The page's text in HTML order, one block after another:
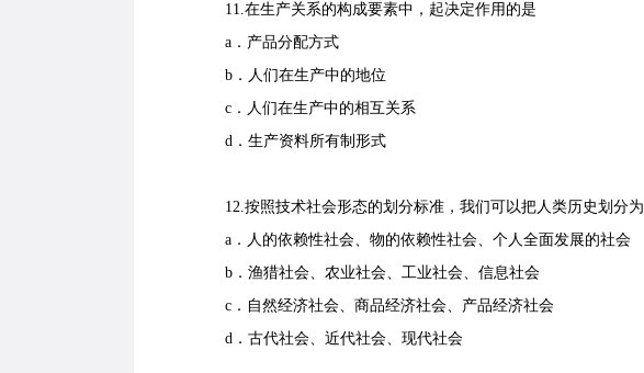
11.在生产关系的构成要素中，起决定作用的是
a．产品分配方式
b．人们在生产中的地位
c．人们在生产中的相互关系
d．生产资料所有制形式
12.按照技术社会形态的划分标准，我们可以把人类历史划分为
a．人的依赖性社会、物的依赖性社会、个人全面发展的社会
b．渔猎社会、农业社会、工业社会、信息社会
c．自然经济社会、商品经济社会、产品经济社会
d．古代社会、近代社会、现代社会